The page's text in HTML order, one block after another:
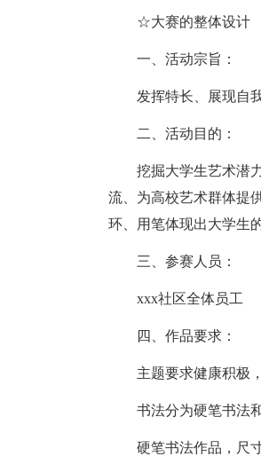
☆大赛的整体设计
一、活动宗旨：
发挥特长、展现自
二、活动目的：
挖掘大学生艺术潜
流、为高校艺术群体提
环、用笔体现出大学生
三、参赛人员：
xxx社区全体员工
四、作品要求：
主题要求健康积极
书法分为硬笔书法
硬笔书法作品，尺